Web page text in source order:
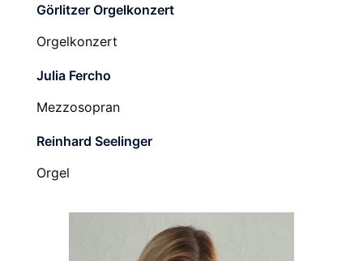
Görlitzer Orgelkonzert
Orgelkonzert
Julia Fercho
Mezzosopran
Reinhard Seelinger
Orgel